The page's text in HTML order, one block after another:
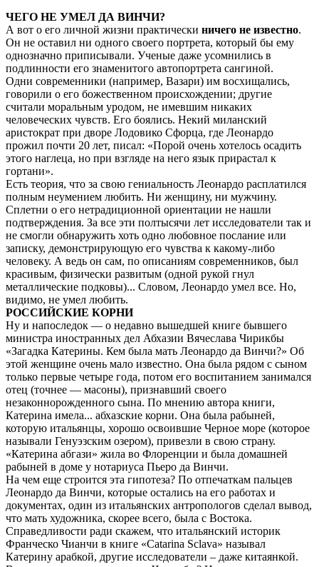
ЧЕГО НЕ УМЕЛ ДА ВИНЧИ?
А вот о его личной жизни практически ничего не известно.
Он не оставил ни одного своего портрета, который бы ему
однозначно приписывали. Ученые даже усомнились в
подлинности его знаменитого автопортрета сангиной.
Одни современники (например, Вазари) им восхищались,
говорили о его божественном происхождении; другие
считали моральным уродом, не имевшим никаких
человеческих чувств. Его боялись. Некий миланский
аристократ при дворе Лодовико Сфорца, где Леонардо
прожил почти 20 лет, писал: «Порой очень хотелось осадить
этого наглеца, но при взгляде на него язык прирастал к
гортани».
Есть теория, что за свою гениальность Леонардо расплатился
полным неумением любить. Ни женщину, ни мужчину.
Сплетни о его нетрадиционной ориентации не нашли
подтверждения. За все эти полтысячи лет исследователи так и
не смогли обнаружить хоть одно любовное послание или
записку, демонстрирующую его чувства к какому-либо
человеку. А ведь он сам, по описаниям современников, был
красивым, физически развитым (одной рукой гнул
металлические подковы)... Словом, Леонардо умел все. Но,
видимо, не умел любить.
РОССИЙСКИЕ КОРНИ
Ну и напоследок — о недавно вышедшей книге бывшего
министра иностранных дел Абхазии Вячеслава Чирикбы
«Загадка Катерины. Кем была мать Леонардо да Винчи?» Об
этой женщине очень мало известно. Она была рядом с сыном
только первые четыре года, потом его воспитанием занимался
отец (точнее — масоны), признавший своего
незаконнорожденного сына. По мнению автора книги,
Катерина имела... абхазские корни. Она была рабыней,
которую итальянцы, хорошо освоившие Черное море (которое
называли Генуэзским озером), привезли в свою страну.
«Катерина абгази» жила во Флоренции и была домашней
рабыней в доме у нотариуса Пьеро да Винчи.
На чем еще строится эта гипотеза? По отпечаткам пальцев
Леонардо да Винчи, которые остались на его работах и
документах, один из итальянских антропологов сделал вывод,
что мать художника, скорее всего, была с Востока.
Справедливости ради скажем, что итальянский историк
Франческо Чианчи в книге «Catarina Sclava» называл
Катерину арабкой, другие исследователи – даже китаянкой.